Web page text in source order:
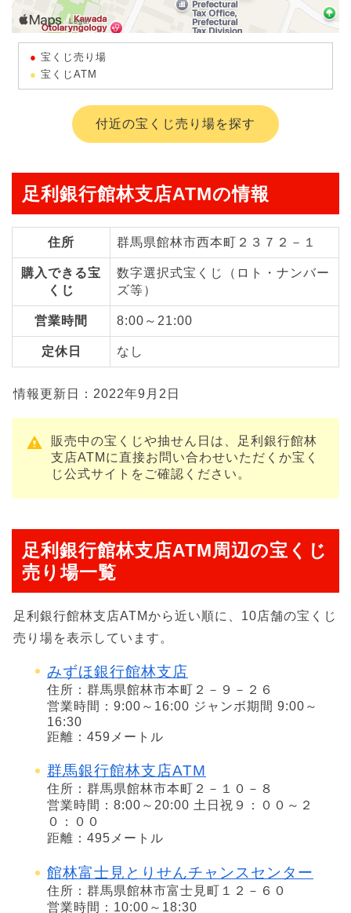
宝くじ売り場
宝くじATM
付近の宝くじ売り場を探す
足利銀行館林支店ATMの情報
住所 群馬県館林市西本町２３７２－１
購入できる宝
くじ
数字選択式宝くじ（ロト・ナンバー
ズ等）
営業時間 8:00～21:00
定休日 なし
情報更新日：2022年9月2日
販売中の宝くじや抽せん日は、足利銀行館林
支店ATMに直接お問い合わせいただくか宝く
じ公式サイトをご確認ください。
足利銀行館林支店ATM周辺の宝くじ
売り場一覧
足利銀行館林支店ATMから近い順に、10店舗の宝くじ
売り場を表示しています。
みずほ銀行館林支店
住所：群馬県館林市本町２－９－２６
営業時間：9:00～16:00 ジャンボ期間 9:00～
16:30
距離：459メートル
群馬銀行館林支店ATM
住所：群馬県館林市本町２－１０－８
営業時間：8:00～20:00 土日祝９：００～２
０：００
距離：495メートル
館林富士見とりせんチャンスセンター
住所：群馬県館林市富士見町１２－６０
営業時間：10:00～18:30